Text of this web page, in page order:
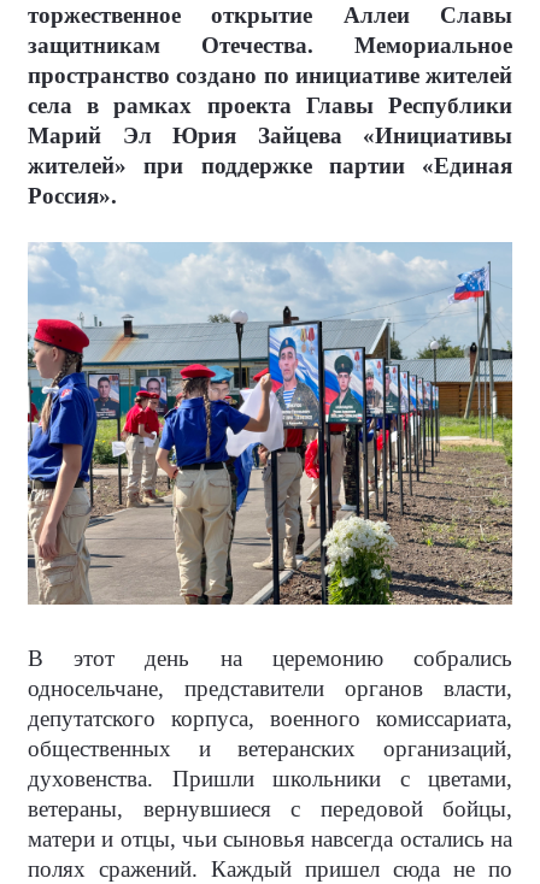
торжественное открытие Аллеи Славы
защитникам Отечества. Мемориальное
пространство создано по инициативе жителей
села в рамках проекта Главы Республики
Марий Эл Юрия Зайцева «Инициативы
жителей» при поддержке партии «Единая
Россия».
В этот день на церемонию собрались
односельчане, представители органов власти,
депутатского корпуса, военного комиссариата,
общественных и ветеранских организаций,
духовенства. Пришли школьники с цветами,
ветераны, вернувшиеся с передовой бойцы,
матери и отцы, чьи сыновья навсегда остались на
полях сражений. Каждый пришел сюда не по